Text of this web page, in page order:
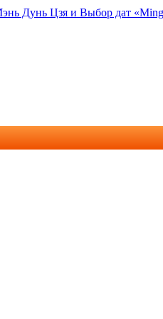
Дунь Цзя и Выбор дат